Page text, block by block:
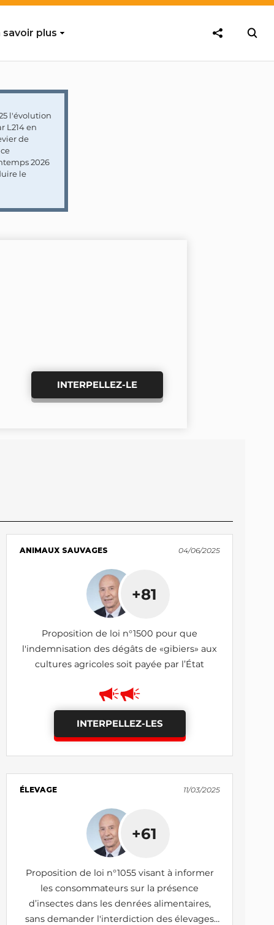
savoir plus
l'évolution
L214 en
de
2026
le
INTERPELLEZ-LE
ANIMAUX SAUVAGES 04/06/2025
+81
Proposition de loi n°1500 pour que
l'indemnisation des dégâts de «gibiers» aux
cultures agricoles soit payée par l’État
INTERPELLEZ-LES
ÉLEVAGE 11/03/2025
+61
Proposition de loi n°1055 visant à informer
les consommateurs sur la présence
d’insectes dans les denrées alimentaires,
sans demander l'interdiction des élevages